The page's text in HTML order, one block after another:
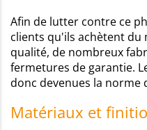
Afin de lutter contre ce
clients qu'ils achètent
qualité, de nombreux
fermetures de garantie.
donc devenues la norme
Matériaux et